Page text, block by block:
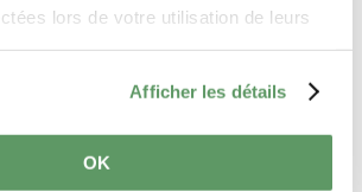
lors de votre utilisation de leurs
Afficher les détails
OK